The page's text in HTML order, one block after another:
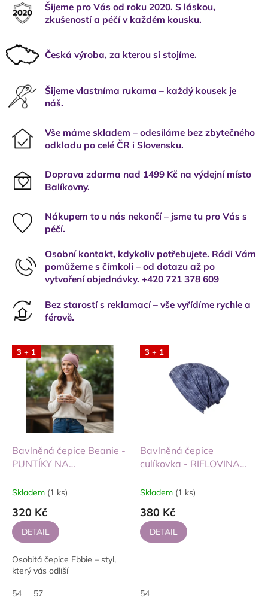
Šijeme pro Vás od roku 2020. S láskou,
zkušeností a péčí v každém kousku.
Česká výroba, za kterou si stojíme.
Šijeme vlastníma rukama – každý kousek je
náš.
Vše máme skladem – odesíláme bez zbytečného
odkladu po celé ČR i Slovensku.
Doprava zdarma nad 1499 Kč na výdejní místo
Balíkovny.
Nákupem to u nás nekončí – jsme tu pro Vás s
péčí.
Osobní kontakt, kdykoliv potřebujete. Rádi Vám
pomůžeme s čímkoli – od dotazu až po
vytvoření objednávky. +420 721 378 609
Bez starostí s reklamací – vše vyřídíme rychle a
férově.
3 + 1
Bavlněná čepice Beanie -
PUNTÍKY NA
Skladem (1 ks)
320 Kč
DETAIL
Osobitá čepice Ebbie – styl,
který vás odliší
54 57
3 + 1
Bavlněná čepice
culíkovka - RIFLOVINA
Skladem (1 ks)
380 Kč
DETAIL
54